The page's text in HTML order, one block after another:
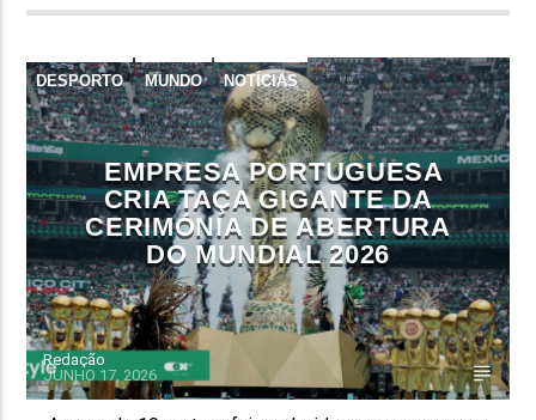
DESPORTO MUNDO NOTÍCIAS
EMPRESA PORTUGUESA
CRIA TAÇA GIGANTE DA
CERIMÓNIA DE ABERTURA
DO MUNDIAL 2026
Redação
JUNHO 17, 2026